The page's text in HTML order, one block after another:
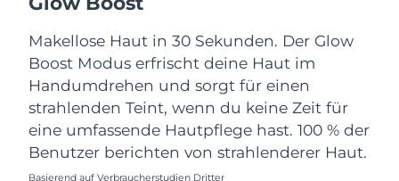
Makellose Haut in 30 Sekunden. Der Glow
Boost Modus erfrischt deine Haut im
Handumdrehen und sorgt für einen
strahlenden Teint, wenn du keine Zeit für
eine umfassende Hautpflege hast. 100 % der
Benutzer berichten von strahlenderer Haut.
Basierend auf Verbraucherstudien Dritter
Emirate
Erwartete Lieferung8/10/26
Vereinigtes
Königreich
Erwartete Lieferung
Vereinigte Staaten Erwartete Lieferung 8/10/26